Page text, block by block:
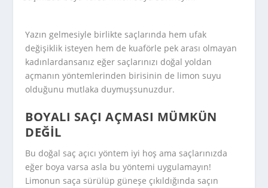
Yazın gelmesiyle birlikte saçlarında hem ufak
değişiklik isteyen hem de kuaförle pek arası olmayan
kadınlardansanız eğer saçlarınızı doğal yoldan
açmanın yöntemlerinden birisinin de limon suyu
olduğunu mutlaka duymuşsunuzdur.
BOYALI SAÇI AÇMASI MÜMKÜN
DEĞIL
Bu doğal saç açıcı yöntem iyi hoş ama saçlarınızda
eğer boya varsa asla bu yöntemi uygulamayın!
Limonun saça sürülüp güneşe çıkıldığında saçın